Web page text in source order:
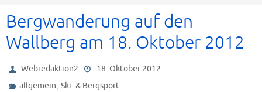
Bergwanderung auf den
Wallberg am 18. Oktober 2012
Webredaktion2
18. Oktober 2012
allgemein,Ski- & Bergsport